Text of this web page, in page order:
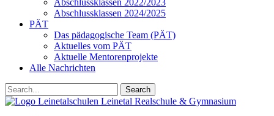
Abschlussklassen 2022/2023
Abschlussklassen 2024/2025
PÄT
Das pädagogische Team (PÄT)
Aktuelles vom PÄT
Aktuelle Mentorenprojekte
Alle Nachrichten
Search
Leinetalschulen Leinetal Realschule & Gymnasium